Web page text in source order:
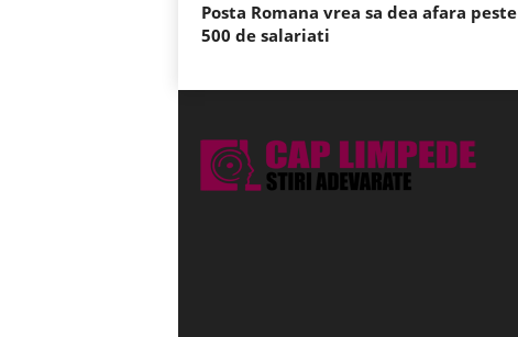
Posta Romana vrea sa dea afara peste
500 de salariati